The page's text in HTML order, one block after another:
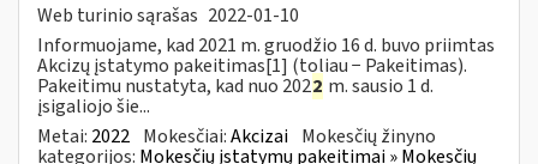
Web turinio sąrašas 2022-01-10
Informuojame, kad 2021 m. gruodžio 16 d. buvo priimtas
Akcizų įstatymo pakeitimas[1] (toliau − Pakeitimas).
Pakeitimu nustatyta, kad nuo 2022 m. sausio 1 d.
įsigaliojo šie...
Metai: 2022 Mokesčiai:Akcizai Mokesčių žinyno
kategorijos: Mokesčių įstatymų pakeitimai » Mokesčių